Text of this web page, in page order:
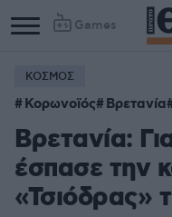
Games
Column
1
Column
2
ΚΟΣΜΟΣ
Κορωνοϊός Βρετανία
Βρετανία:
έσπασε την
«Τσιόδρας»